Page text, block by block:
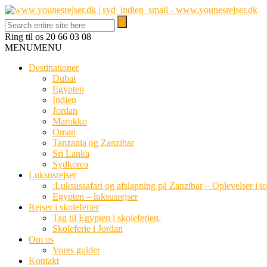
Ring til os 20 66 03 08
MENUMENU
Destinationer
Dubai
Egypten
Indien
Jordan
Marokko
Oman
Tanzania og Zanzibar
Sri Lanka
Sydkorea
Luksusrejser
:Luksussafari og afslapning på Zanzibar – Oplevelser i
Egypten – luksusrejser
Rejser i skoleferier
Tag til Egypten i skoleferien.
Skoleferie i Jordan
Om os
Vores guider
Kontakt